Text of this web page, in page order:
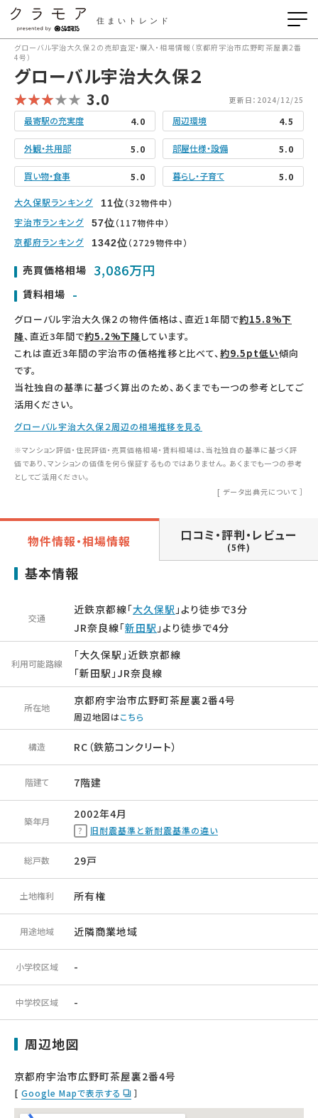
住まいトレンド
グローバル宇治大久保２の売却査定・購入・相場情報（京都府宇治市広野町茶屋裏2番
4号）
グローバル宇治大久保２
3.0 更新日：2024/12/25
最寄駅の充実度 4.0 周辺環境 4.5
外観・共用部 5.0 部屋仕様・設備 5.0
買い物・食事 5.0 暮らし・子育て 5.0
大久保駅ランキング 11位（32物件中）
宇治市ランキング
57位（117物件中）
京都府ランキング
1342位（2729物件中）
売買価格相場 3,086万円
賃料相場 -
グローバル宇治大久保２の物件価格は、直近1年間で約15.8%下
降、直近3年間で約5.2%下降しています。
これは直近3年間の宇治市の価格推移と比べて、約9.5pt低い傾向
です。
当社独自の基準に基づく算出のため、あくまでも一つの参考としてご
活用ください。
グローバル宇治大久保２周辺の相場推移を見る
※マンション評価・住民評価・売買価格相場・賃料相場は、当社独自の基準に基づく評
価であり、マンションの価値を何ら保証するものではありません。 あくまでも一つの参考
としてご活用ください。
[ データ出典元について ］
物件情報・相場情報 口コミ・評判・レビュー
(5件)
基本情報
交通
近鉄京都線「大久保駅」より徒歩で3分
JR奈良線「新田駅」より徒歩で4分
利用可能路線
「大久保駅」近鉄京都線
「新田駅」JR奈良線
所在地
京都府宇治市広野町茶屋裏2番4号
周辺地図はこちら
構造 RC（鉄筋コンクリート）
階建て 7階建
築年月
2002年4月
旧耐震基準と新耐震基準の違い
総戸数 29戸
土地権利 所有権
用途地域 近隣商業地域
小学校区域 -
中学校区域 -
周辺地図
京都府宇治市広野町茶屋裏2番4号
[ Google Mapで表示する ］